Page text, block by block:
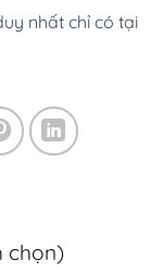
nhất chỉ có tại
chọn)